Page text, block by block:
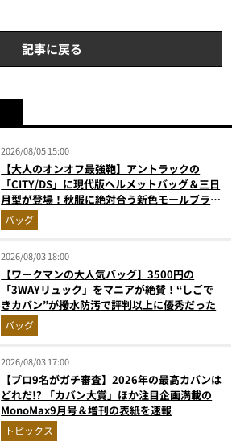
記事に戻る
2026/08/05 15:00
【大人のオンオフ最強鞄】アントラックの
「CITY/DS」に現代版ヘルメットバッグ＆三日
月型が登場！秋服に絶対合う新色モールブラウ
ンが傑作
バッグ
2026/08/03 18:00
【ワークマンの大人気バッグ】3500円の
「3WAYリュック」をマニアが絶賛！“しごで
きカバン”が撥水防汚で評判以上に優秀だった
バッグ
2026/08/03 17:00
【プロ9名がガチ審査】2026年の最高カバンは
どれだ!? 「カバン大賞」ほか注目企画満載の
MonoMax9月号＆増刊の表紙を速報
トピックス